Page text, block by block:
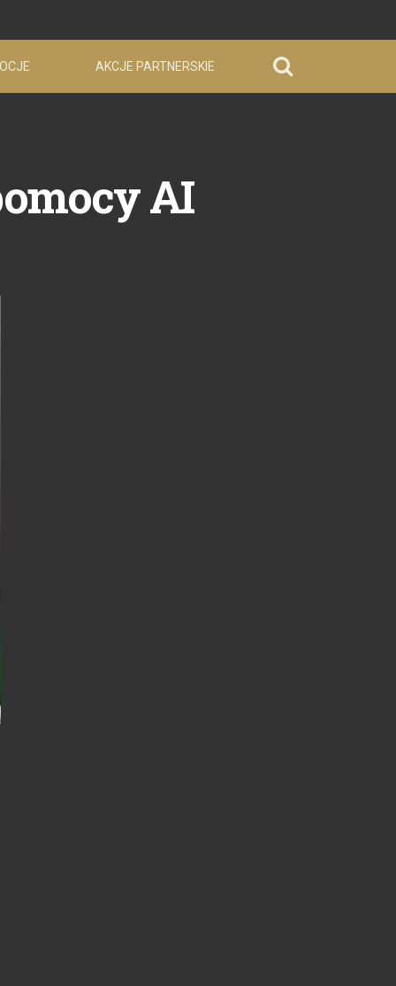
AKCJE PARTNERSKIE
AI